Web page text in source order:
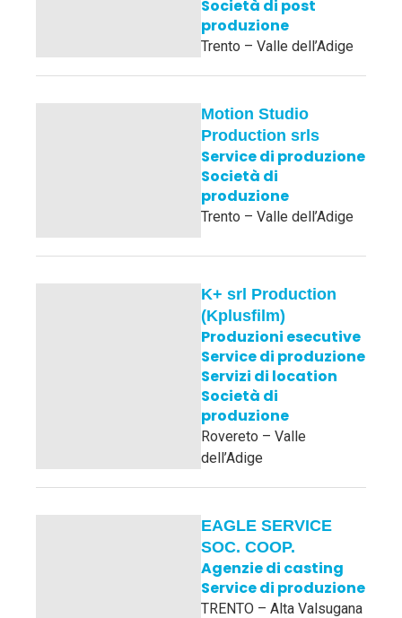
Società di post
produzione
Trento – Valle dell’Adige
Motion Studio
Production srls
Service di produzione
Società di
produzione
Trento – Valle dell’Adige
K+ srl Production
(Kplusfilm)
Produzioni esecutive
Service di produzione
Servizi di location
Società di
produzione
Rovereto – Valle
dell’Adige
EAGLE SERVICE
SOC. COOP.
Agenzie di casting
Service di produzione
TRENTO – Alta Valsugana